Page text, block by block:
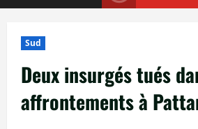
Sud
Deux insurgés tués
affrontements à